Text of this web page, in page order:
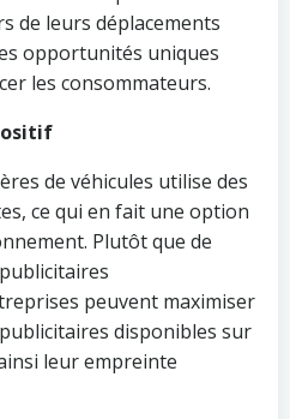
de leurs déplacements
opportunités uniques
les consommateurs.
de véhicules utilise des
ce qui en fait une option
Plutôt que de
peuvent maximiser
disponibles sur
leur empreinte